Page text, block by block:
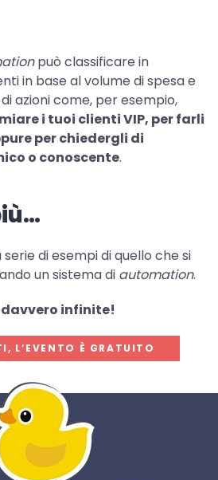
può classificare in
in base al volume di spesa e
azioni come, per esempio,
i tuoi clienti VIP, per farli
per chiedergli di
o conoscente.
di esempi di quello che si
un sistema di automation.
davvero infinite!
L’EVENTO È GRATUITO